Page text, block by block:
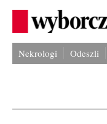
Nekrologi Odeszli